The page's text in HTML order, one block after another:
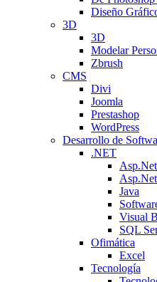
Diseño
3D
3D
Modelar
Zbrush
CMS
Divi
Joomla
Prestashop
WordPress
Desarrollo de
.NET
Java
Visual
SQL
Ofimática
Excel
Tecnología